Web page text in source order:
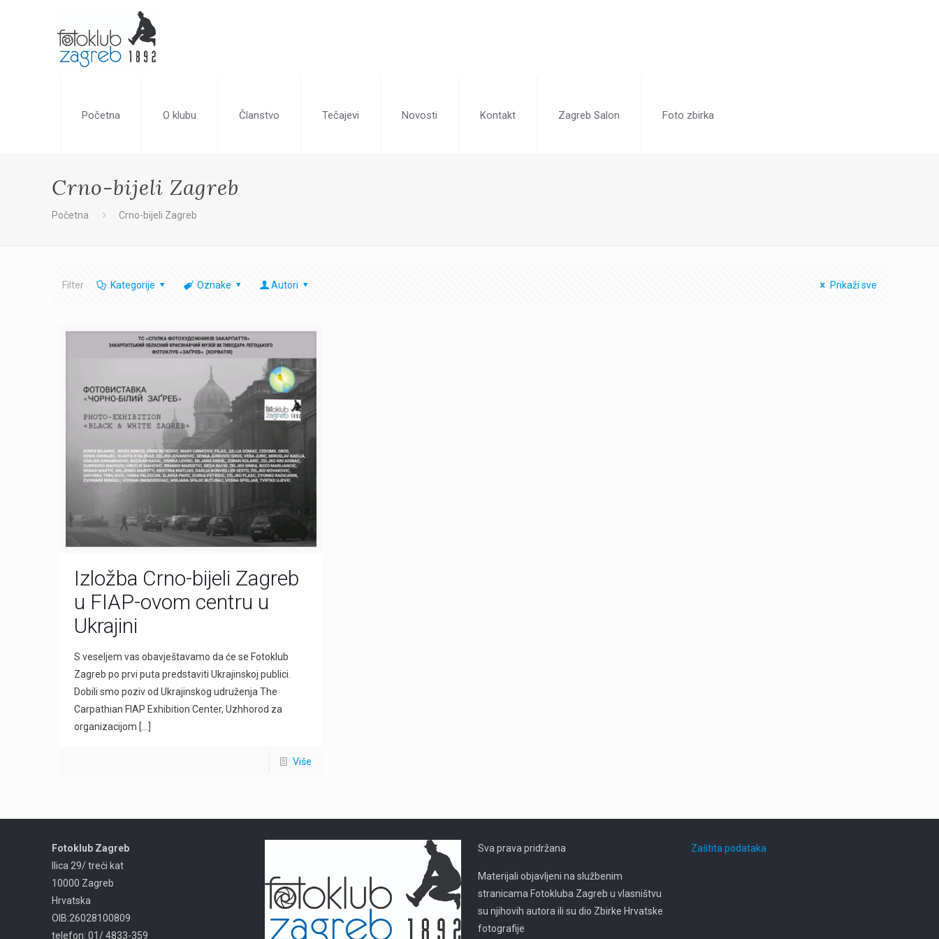
Početna O klubu Članstvo Tečajevi Novosti Kontakt Zagreb Salon Foto zbirka
Crno-bijeli Zagreb
Početna Crno-bijeli Zagreb
Filter Kategorije Oznake Autori Prikaži sve
Izložba Crno-bijeli Zagreb
u FIAP-ovom centru u
Ukrajini
S veseljem vas obavještavamo da će se Fotoklub
Zagreb po prvi puta predstaviti Ukrajinskoj publici.
Dobili smo poziv od Ukrajinskog udruženja The
Carpathian FIAP Exhibition Center, Uzhhorod za
organizacijom […]
Više
Fotoklub Zagreb
Ilica 29/ treći kat
10000 Zagreb
Hrvatska
OIB:26028100809
telefon: 01/ 4833-359
Sva prava pridržana
Materijali objavljeni na službenim
stranicama Fotokluba Zagreb u vlasništvu
su njihovih autora ili su dio Zbirke Hrvatske
fotografije
Zaštita podataka